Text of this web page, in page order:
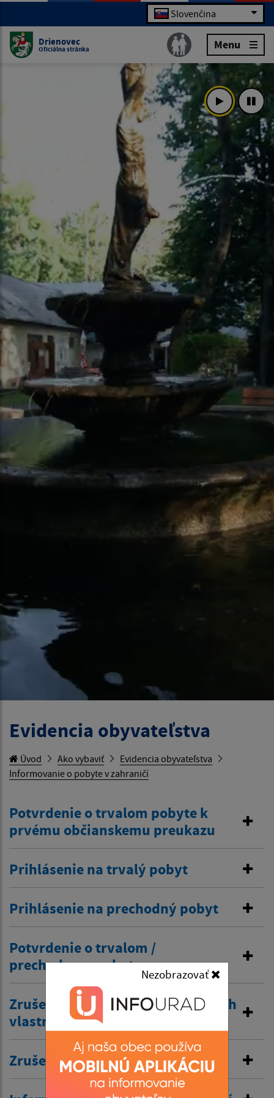
Nezobrazovať
Slovenčina
Drienovec
Oficiálna stránka Menu
Evidencia obyvateľstva
Úvod Ako vybaviť
Evidencia obyvateľstva
Informovanie o pobyte v zahraničí
Potvrdenie o trvalom pobyte k
prvému občianskemu preukazu
Prihlásenie na trvalý pobyt
Prihlásenie na prechodný pobyt
Potvrdenie o trvalom /
prechodnom pobyte
Zrušenie trvalého pobytu na návrh
vlastníka budovy
Zrušenie prechodného pobytu